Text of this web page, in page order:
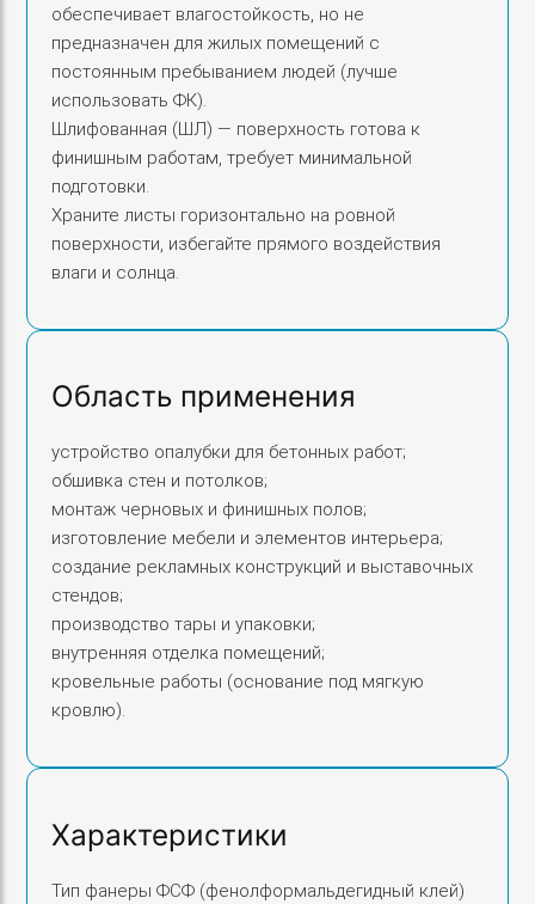
обеспечивает влагостойкость, но не
предназначен для жилых помещений с
постоянным пребыванием людей (лучше
использовать ФК).
Шлифованная (ШЛ) — поверхность готова к
финишным работам, требует минимальной
подготовки.
Храните листы горизонтально на ровной
поверхности, избегайте прямого воздействия
влаги и солнца.
Область применения
устройство опалубки для бетонных работ;
обшивка стен и потолков;
монтаж черновых и финишных полов;
изготовление мебели и элементов интерьера;
создание рекламных конструкций и выставочных
стендов;
производство тары и упаковки;
внутренняя отделка помещений;
кровельные работы (основание под мягкую
кровлю).
Характеристики
Тип фанеры ФСФ (фенолформальдегидный клей)